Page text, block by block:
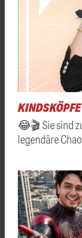
😂🎬 Sie sind
legendäre